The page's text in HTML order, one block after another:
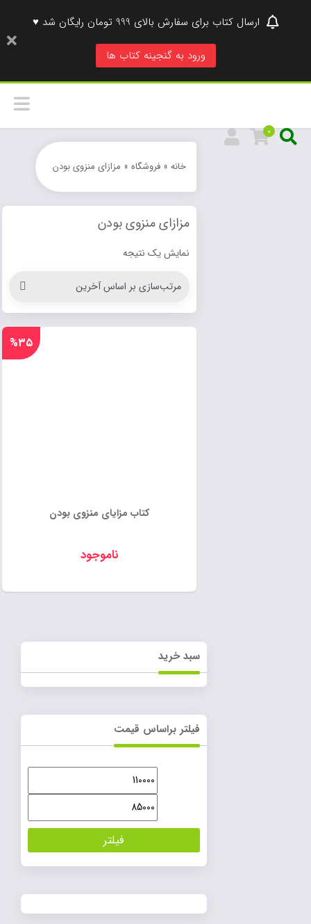
ارسال کتاب برای سفارش بالای 999 تومان رایگان شد ♥
ورود به گنجینه کتاب ها
خانه» فروشگاه» مزازای منزوی بودن
مزازای منزوی بودن
نمایش یک نتیجه
کتاب مزایای منزوی بودن
ناموجود
%۳۵
سبد خرید
فیلتر براساس قیمت
حداقل
فیلتر